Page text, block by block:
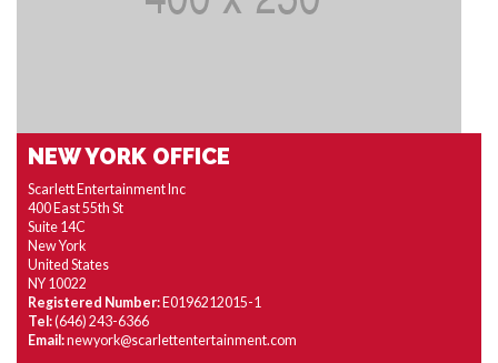
NEW YORK OFFICE
Scarlett Entertainment Inc
400 East 55th St
Suite 14C
New York
United States
NY 10022
Registered Number:E0196212015-1
Tel:(646) 243-6366
Email:newyork@scarlettentertainment.com